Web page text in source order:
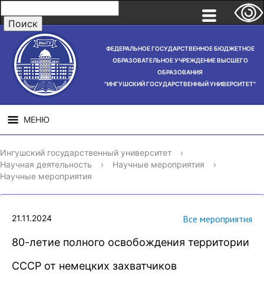
ФЕДЕРАЛЬНОЕ ГОСУДАРСТВЕННОЕ БЮДЖЕТНОЕ
ОБРАЗОВАТЕЛЬНОЕ УЧРЕЖДЕНИЕ ВЫСШЕГО
ОБРАЗОВАНИЯ
"ИНГУШСКИЙ ГОСУДАРСТВЕННЫЙ УНИВЕРСИТЕТ"
МЕНЮ
СВЕДЕНИЯ ОБ
ОБРАЗОВАТЕЛЬНОЙ
ОРГАНИЗАЦИИ
НАУЧНАЯ
ДЕЯТЕЛЬНОСТЬ
Ингушский государственный университет
›
Научная деятельность
› Научные мероприятия
›
Научные мероприятия
21.11.2024 Все мероприятия
80-летие полного освобождения территории
СССР от немецких захватчиков